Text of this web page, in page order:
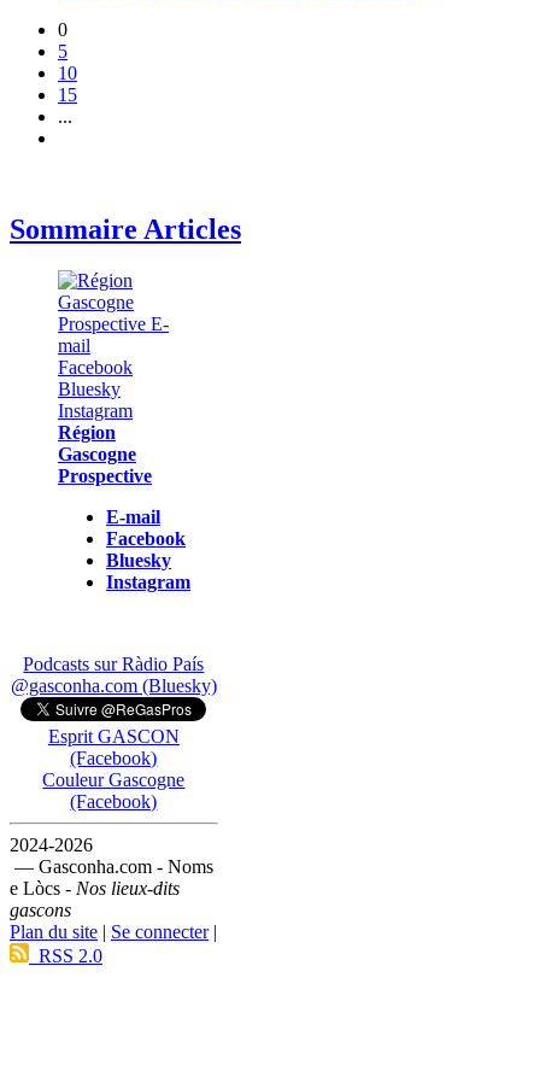
0
5
10
15
...
Sommaire Articles
Région
Gascogne
Prospective
E-mail
Facebook
Bluesky
Instagram
Podcasts sur Ràdio País
@gasconha.com (Bluesky)
Esprit GASCON
(Facebook)
Couleur Gascogne
(Facebook)
2024-2026
— Gasconha.com - Noms
e Lòcs - Nos lieux-dits
gascons
Plan du site | Se connecter|
RSS 2.0